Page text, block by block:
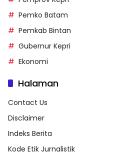
Pemko Batam
Pemkab Bintan
Gubernur Kepri
Ekonomi
Halaman
Contact Us
Disclaimer
Indeks Berita
Kode Etik Jurnalistik